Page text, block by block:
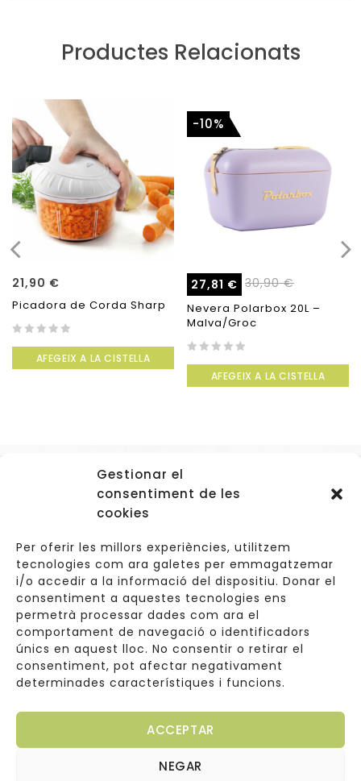
Gestionar el
consentiment de les
cookies
Per oferir les millors experiències, utilitzem
tecnologies com ara galetes per emmagatzemar
i/o accedir a la informació del dispositiu. Donar el
consentiment a aquestes tecnologies ens
permetrà processar dades com ara el
comportament de navegació o identificadors
únics en aquest lloc. No consentir o retirar el
consentiment, pot afectar negativament
determinades característiques i funcions.
ACCEPTAR
NEGAR
Productes Relacionats
21,90 €
Picadora de Corda Sharp
of
AFEGEIX A LA CISTELLA
-10%
30,90€
27,81 €
Nevera Polarbox 20L –
Malva/Groc
of
AFEGEIX A LA CISTELLA
Carrer de Valldoreix 45, 08172 Sant Cugat del Vallès
933 157 807 | 691967537
info@cuinetes.shop